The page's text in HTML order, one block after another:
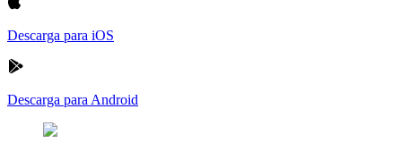
Descarga para iOS
Descarga para Android